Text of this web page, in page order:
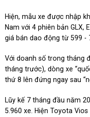
Hiện, mẫu xe được nhập
Nam với 4 phiên bản GLX,
giá bán dao động từ 599 -
Với doanh số trong tháng
tháng trước), dòng xe
thứ 8 lên đứng ngay sau
Lũy kế 7 tháng đầu năm
5.960 xe. Hiện Toyota